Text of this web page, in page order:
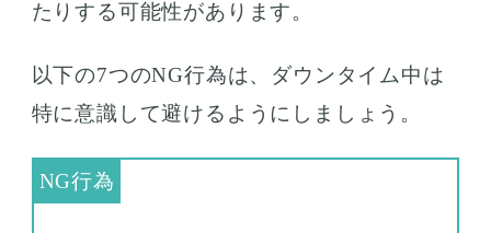
たりする可能性があります。
以下の7つのNG行為は、ダウンタイム中は
特に意識して避けるようにしましょう。